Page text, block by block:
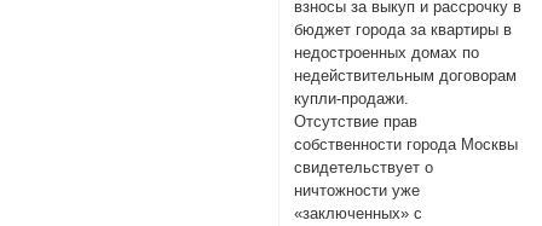
взносы за выкуп и рассрочку в
бюджет города за квартиры в
недостроенных домах по
недействительным договорам
купли-продажи.
Отсутствие прав
собственности города Москвы
свидетельствует о
ничтожности уже
«заключенных» с